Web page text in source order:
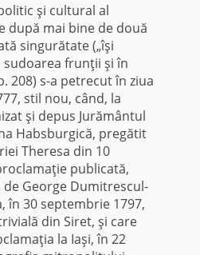
şi cultural al
după mai bine de două
singurătate („îşi
sudoarea frunţii şi în
208) s-a petrecut în ziua
stil nou, când, la
şi depus Jurământul
Habsburgică, pregătit
Theresa din 10
publicată,
George Dumitrescul-
în 30 septembrie 1797,
din Siret, şi care
la Iaşi, în 22